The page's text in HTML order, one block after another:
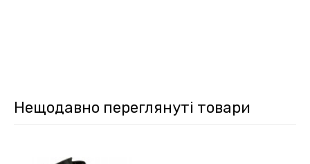
Нещодавно переглянуті товари